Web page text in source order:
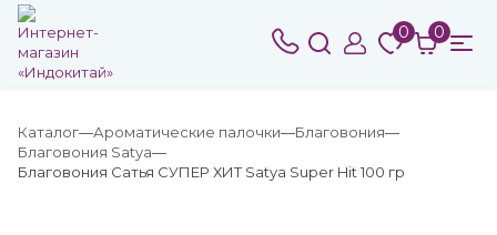
0 0
Каталог Ароматические палочки
Благовония
Благовония Satya
Благовония Сатья СУПЕР ХИТ Satya Super Hit 100 гр